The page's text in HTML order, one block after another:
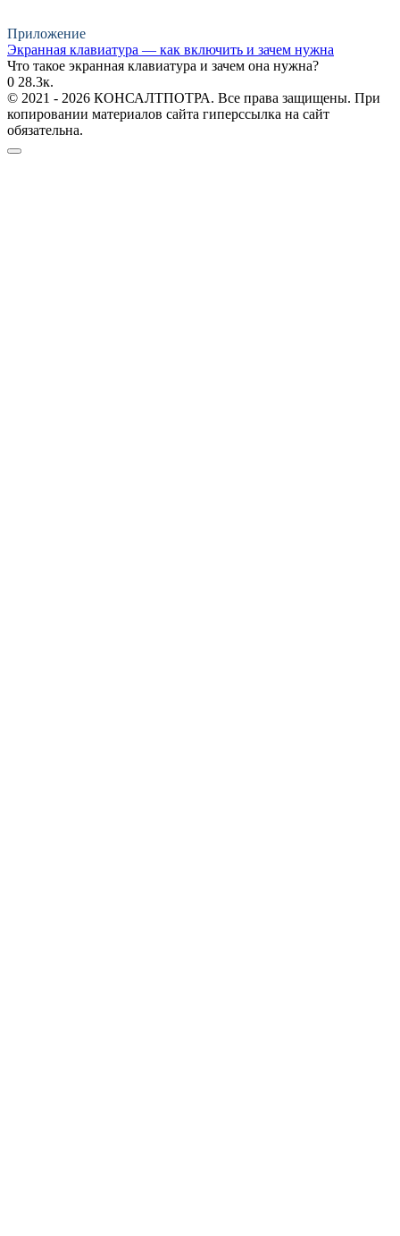
Приложение
Экранная клавиатура — как включить и зачем нужна
Что такое экранная клавиатура и зачем она нужна?
0 28.3к.
© 2021 - 2026 КОНСАЛТПОТРА. Все права защищены. При
копировании материалов сайта гиперссылка на сайт
обязательна.